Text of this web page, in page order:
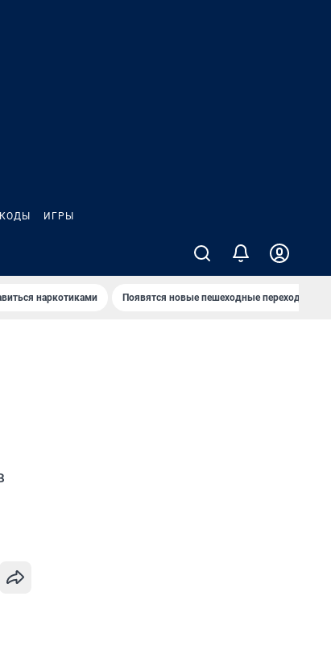
ИГРЫ
наркотиками Появятся новые пешеходные переходы